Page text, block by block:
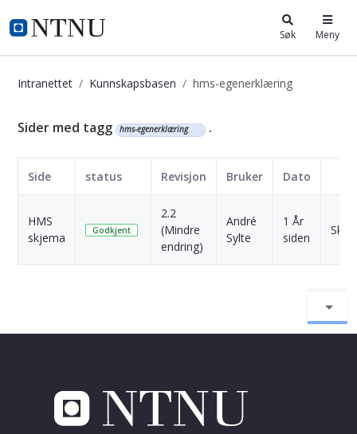
i.ntnu.no Søk Meny
Intranettet Kunnskapsbasen hms-egenerklæring
Kunnskapsbasen
Sider med tagg hms-egenerklæring .
Side status Revisjon Bruker Dato
HMS
skjema
Godkjent
2.2
(Mindre
endring)
André
Sylte
1 År
siden